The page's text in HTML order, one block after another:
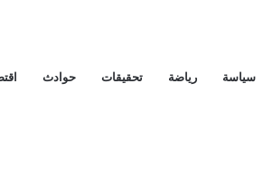
سياسة رياضة تحقيقات حوادث